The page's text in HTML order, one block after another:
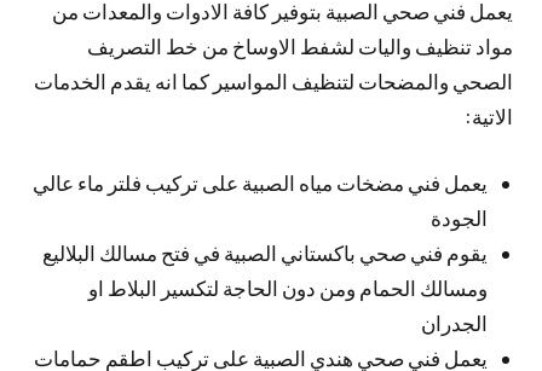
يعمل فني صحي الصبية بتوفير كافة الادوات والمعدات من
مواد تنظيف واليات لشفط الاوساخ من خط التصريف
الصحي والمضحات لتنظيف المواسير كما انه يقدم الخدمات
الاتية:
يعمل فني مضخات مياه الصبية على تركيب فلتر ماء عالي
الجودة
يقوم فني صحي باكستاني الصبية في فتح مسالك البلاليع
ومسالك الحمام ومن دون الحاجة لتكسير البلاط او
الجدران
يعمل فني صحي هندي الصبية على تركيب اطقم حمامات